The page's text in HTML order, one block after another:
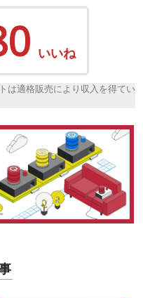
いいね
は適格販売により収入を得てい